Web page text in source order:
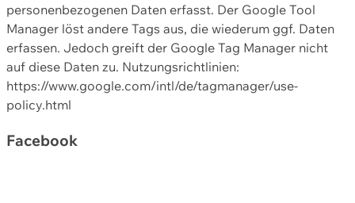
personenbezogenen Daten erfasst. Der Google Tool
Manager löst andere Tags aus, die wiederum ggf. Daten
erfassen. Jedoch greift der Google Tag Manager nicht
auf diese Daten zu. Nutzungsrichtlinien:
https://www.google.com/intl/de/tagmanager/use-
policy.html
Facebook